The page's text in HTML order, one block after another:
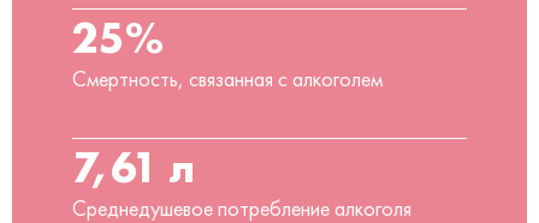
25%
Смертность, связанная с алкоголем
7,61 л
Среднедушевое потребление алкоголя